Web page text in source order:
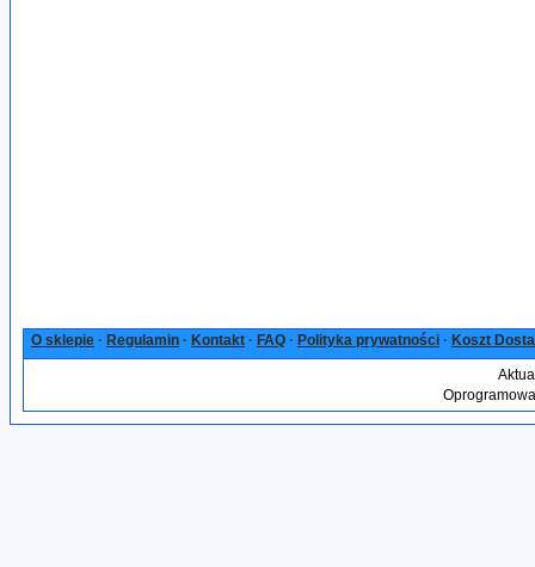
O sklepie · Regulamin · Kontakt · FAQ · Polityka prywatności · Koszt